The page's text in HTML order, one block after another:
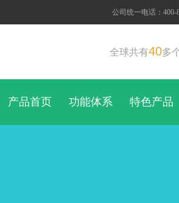
公司统一电话：400-
全球共有40多
产品首页 功能体系 特色产品